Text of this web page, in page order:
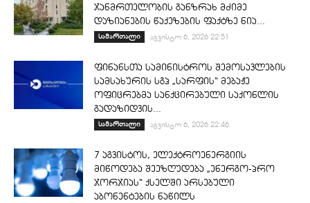
ჯანმრთელობის განზრახ მძიმე
დაზიანების წაქეზების ფაქტზე ნია...
სამართალი აგვისტო 6, 2026 22:51
ფინანსთა სამინისტროს შემოსავლების
სამსახურის სგპ „სარფის“ მებაჟე
ოფიცრებმა სანქცირებული საქონლის
გადაზიდვის...
სამართალი აგვისტო 6, 2026 22:46
7 აგვისტოს, ელექტროენერგიის
მიწოდება შეეზღუდება „ენერგო-პრო
ჯორჯიას“ ქსელში არსებული
აბონენტების ნაწილს